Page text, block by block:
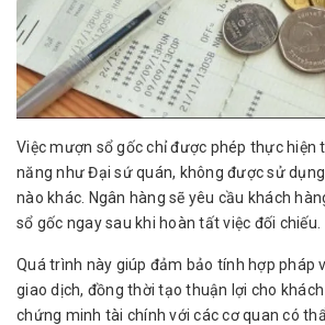
Việc mượn sổ gốc chỉ được phép thực hiện
năng như Đại sứ quán, không được sử
nào khác. Ngân hàng sẽ yêu cầu khách
sổ gốc ngay sau khi hoàn tất việc đối chiếu.
Quá trình này giúp đảm bảo tính hợp pháp
giao dịch, đồng thời tạo thuận lợi cho
chứng minh tài chính với các cơ quan có